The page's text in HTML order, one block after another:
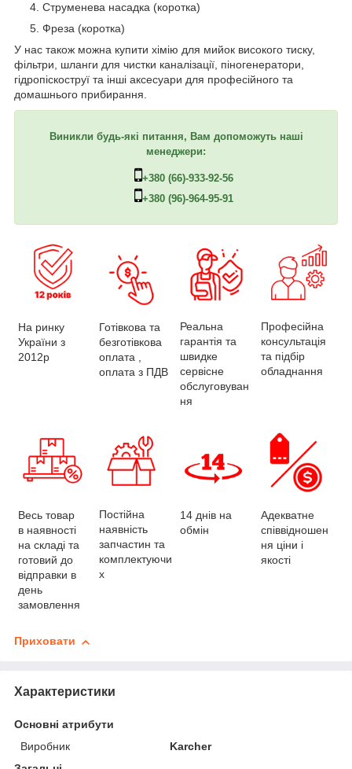
Струменева насадка (коротка)
Фреза (коротка)
У нас також можна купити хімію для мийок високого тиску,
фільтри, шланги для чистки каналізації, піногенератори,
гідропіскоструї та інші аксесуари для професійного та
домашнього прибирання.
Виникли будь-які питання, Вам допоможуть наші
менеджери:
+380 (66)-933-92-56
+380 (96)-964-95-91
На ринку
України з
2012р
Готівкова та
безготівкова
оплата ,
оплата з ПДВ
Реальна
гарантія та
швидке
сервісне
обслуговуван
ня
Професійна
консультація
та підбір
обладнання
Весь товар
в наявності
на складі та
готовий до
відправки в
день
замовлення
Постійна
наявність
запчастин та
комплектуючи
х
14 днів на
обмін
Адекватне
співвідношен
ня ціни і
якості
Приховати
Характеристики
Основні атрибути
Виробник
Karcher